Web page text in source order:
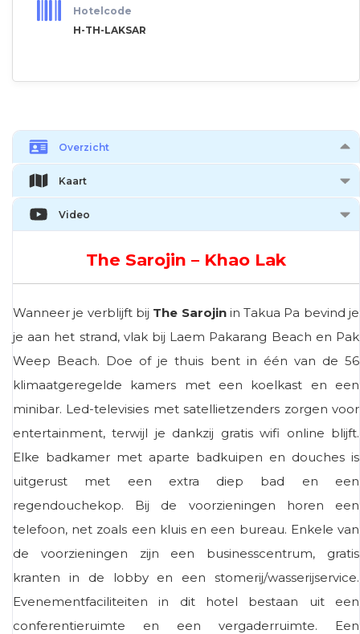
Hotelcode
H-TH-LAKSAR
Overzicht
Kaart
Video
The Sarojin – Khao Lak
Wanneer je verblijft bij The Sarojinin Takua Pa bevind je
je aan het strand, vlak bij Laem Pakarang Beach en Pak
Weep Beach. Doe of je thuis bent in één van de 56
klimaatgeregelde kamers met een koelkast en een
minibar. Led-televisies met satellietzenders zorgen voor
entertainment, terwijl je dankzij gratis wifi online blijft.
Elke badkamer met aparte badkuipen en douches is
uitgerust met een extra diep bad en een
regendouchekop. Bij de voorzieningen horen een
telefoon, net zoals een kluis en een bureau. Enkele van
de voorzieningen zijn een businesscentrum, gratis
kranten in de lobby en een stomerij/wasserijservice.
Evenementfaciliteiten in dit hotel bestaan ​​uit een
conferentieruimte en een vergaderruimte. Een